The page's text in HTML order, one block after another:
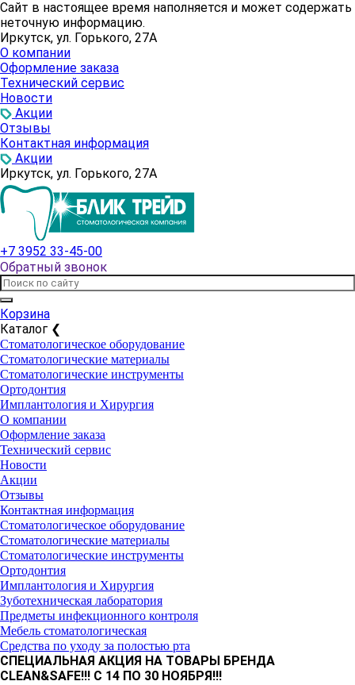
Сайт в настоящее время наполняется и может содержать
неточную информацию.
Иркутск, ул. Горького, 27А
О компании
Оформление заказа
Технический сервис
Новости
Акции
Отзывы
Контактная информация
Акции
Иркутск, ул. Горького, 27А
+7 3952 33-45-00
Обратный звонок
Корзина
Каталог ❮
Стоматологическое оборудование
Стоматологические материалы
Стоматологические инструменты
Ортодонтия
Имплантология и Хирургия
О компании
Оформление заказа
Технический сервис
Новости
Акции
Отзывы
Контактная информация
Стоматологическое оборудование
Стоматологические материалы
Стоматологические инструменты
Ортодонтия
Имплантология и Хирургия
Зуботехническая лаборатория
Предметы инфекционного контроля
Мебель стоматологическая
Средства по уходу за полостью рта
СПЕЦИАЛЬНАЯ АКЦИЯ НА ТОВАРЫ БРЕНДА
CLEAN&SAFE!!! C 14 ПО 30 НОЯБРЯ!!!